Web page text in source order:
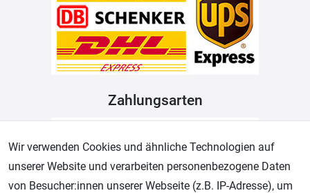
Zahlungsarten
Wir verwenden Cookies und ähnliche Technologien auf
unserer Website und verarbeiten personenbezogene Daten
von Besucher:innen unserer Webseite (z.B. IP-Adresse), um